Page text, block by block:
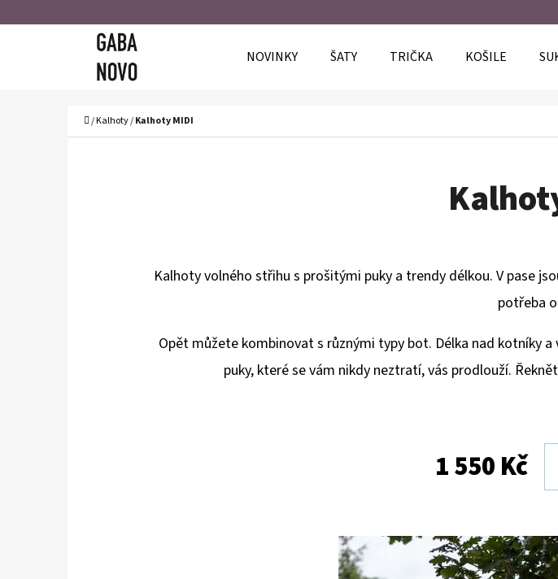
NOVINKY ŠATY TRIČKA KOŠILE
Domů
/Kalhoty/Kalhoty MIDI
Kalhoty volného střihu s prošitými puky a trendy délkou. V pase
potřeba
Opět můžete kombinovat s různými typy bot. Délka nad kotníky
puky, které se vám nikdy neztratí, vás prodlouží.
1 550 Kč